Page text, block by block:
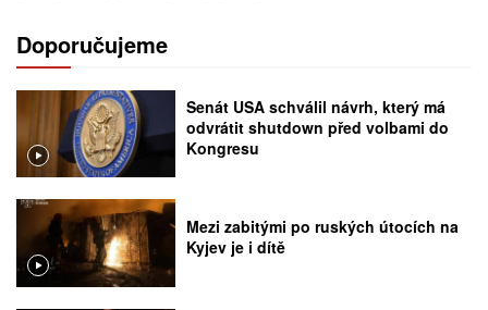
Doporučujeme
Senát USA schválil návrh, který má
odvrátit shutdown před volbami do
Kongresu
Mezi zabitými po ruských útocích na
Kyjev je i dítě